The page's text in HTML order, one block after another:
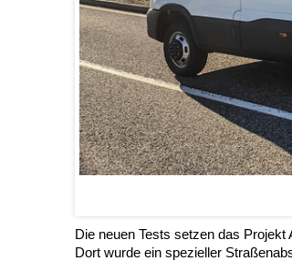
Die neuen Tests setzen das
Dort wurde ein spezieller